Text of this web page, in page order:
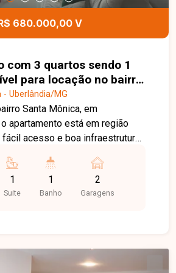
680.000,00 V
com 3 quartos sendo 1
para locação no bairro
em Uberlândia-MG
Uberlândia/MG
Santa Mônica, em
apartamento está em região
fácil acesso e boa infraestrutura
112 m² de área privativa,
ampla em 2 ambientes,
com churrasqueira, 3 quartos
espaço e conforto em
Entre em contato para
1
Suite
1
Banho
2
Garagens